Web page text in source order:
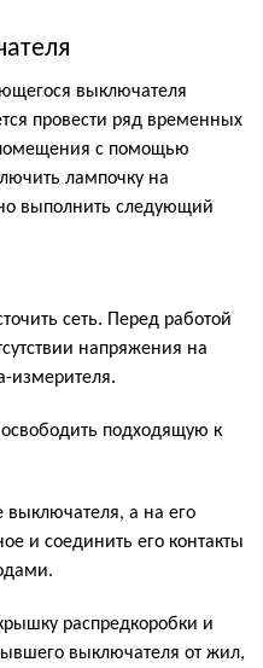
выключателя
провести ряд временных
с помощью
лампочку на
выполнить следующий
сеть. Перед работой
напряжения на
измерителя.
подходящую к
выключателя, а на его
и соединить его контакты
распредкоробки и
выключателя от жил,